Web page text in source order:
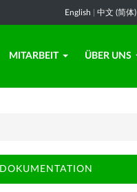
English 中文 (简体)
MITARBEIT ÜBER UNS
DOKUMENTATION